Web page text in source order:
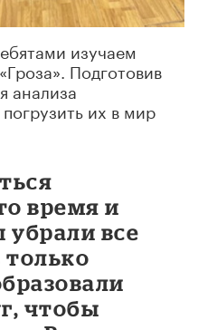
изучаем
Подготовив
анализа
их в мир
время и
убрали все
только
чтобы